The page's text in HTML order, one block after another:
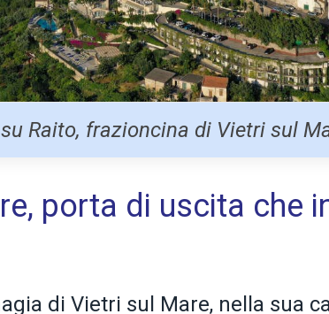
Raito, frazioncina di Vietri sul
porta di uscita che
di Vietri sul Mare, nella sua